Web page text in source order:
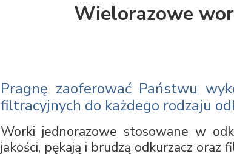
Wielorazowe
Pragnę zaoferować Państwu
filtracyjnych do każdego rodzaju
Worki jednorazowe stosowane w
jakości, pękają i brudzą odkurzacz